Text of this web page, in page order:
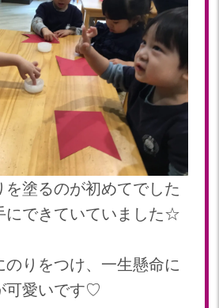
を塗るのが初めてでした
にできていていました☆
りをつけ、一生懸命に
可愛いです♡